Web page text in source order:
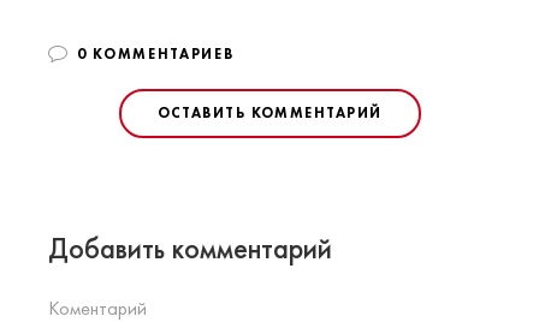
0 КОММЕНТАРИЕВ
ОСТАВИТЬ КОММЕНТАРИЙ
Добавить комментарий
Коментарий